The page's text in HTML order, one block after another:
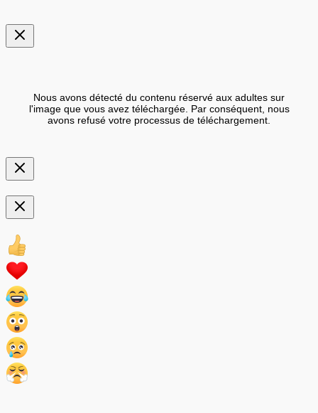
Nous avons détecté du contenu réservé aux adultes sur
l'image que vous avez téléchargée. Par conséquent, nous
avons refusé votre processus de téléchargement.